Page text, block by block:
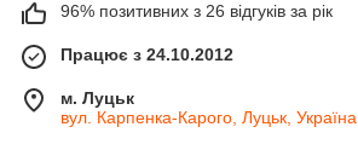
96% позитивних з 26 відгуків за рік
Працює з 24.10.2012
м. Луцьк
вул. Карпенка-Карого, Луцьк, Україна